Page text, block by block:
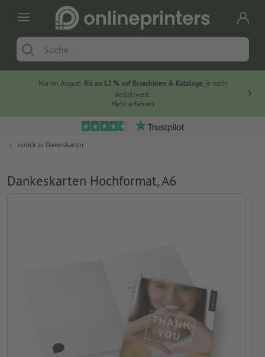
Nur im August: Bis zu 12 % auf Broschüren & Kataloge, je nach
Bestellwert.
Mehr erfahren
zurück zu Dankeskarten
Dankeskarten Hochformat, A6